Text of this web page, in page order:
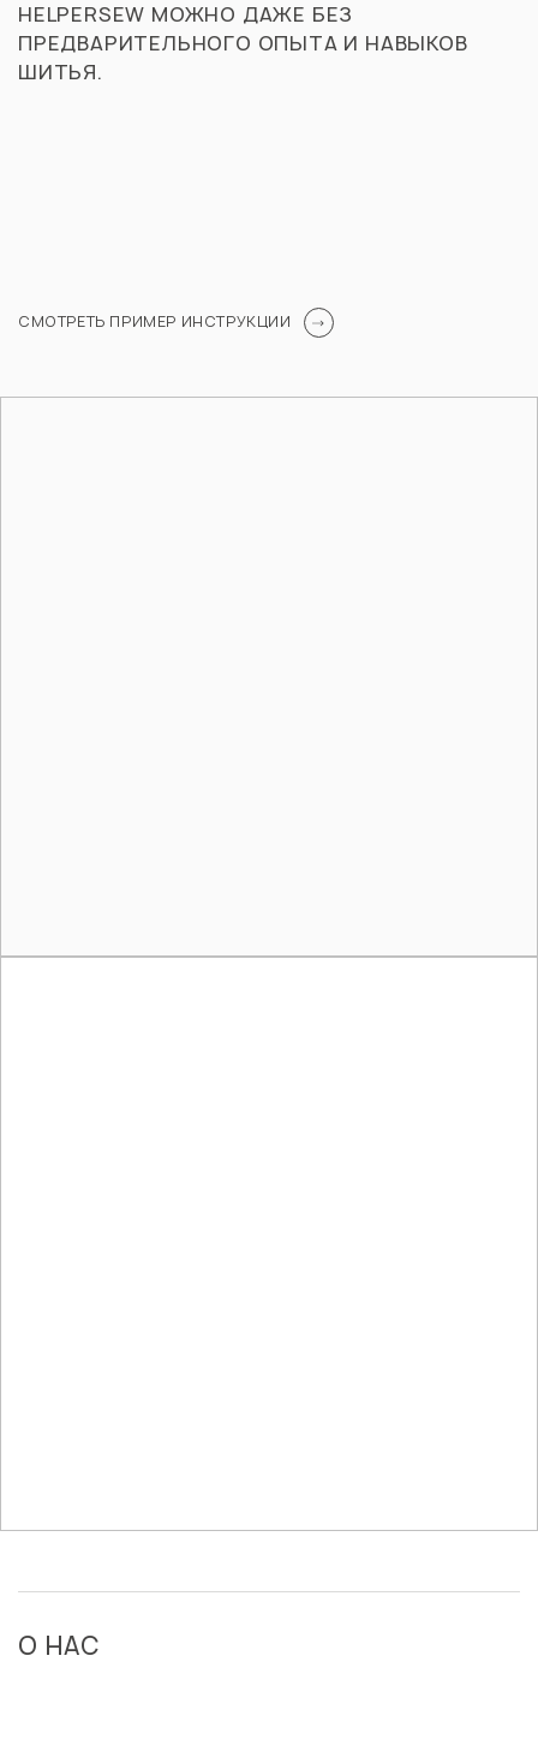
HELPERSEW МОЖНО ДАЖЕ БЕЗ
ПРЕДВАРИТЕЛЬНОГО ОПЫТА И НАВЫКОВ
ШИТЬЯ.
СМОТРЕТЬ ПРИМЕР ИНСТРУКЦИИ
О НАС